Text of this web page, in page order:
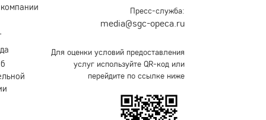
Пресс-служба:
media@sgc-opeca.ru
Для оценки условий предоставления
услуг используйте QR-код или
перейдите по ссылке ниже